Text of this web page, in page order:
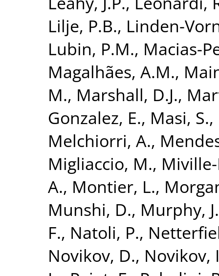
Lilje, P.B., Linden-
Lubin, P.M., Macias-
Magalhães, A.M.,
M., Marshall, D.J.,
Gonzalez, E., Masi, S.,
Melchiorri, A.,
Migliaccio, M.,
A., Montier, L.,
Munshi, D., Murphy,
F., Natoli, P.,
Novikov, D., Novikov,